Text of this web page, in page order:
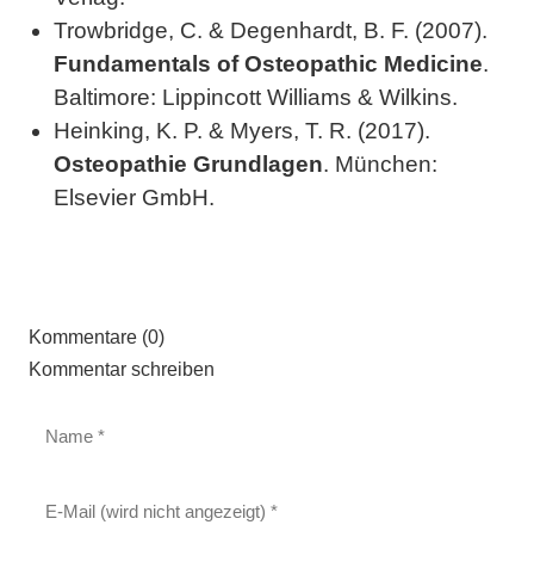
Trowbridge, C. & Degenhardt, B. F. (2007).
Fundamentals of Osteopathic Medicine.
Baltimore: Lippincott Williams & Wilkins.
Heinking, K. P. & Myers, T. R. (2017).
Osteopathie Grundlagen. München:
Elsevier GmbH.
Kommentare (0)
Kommentar schreiben